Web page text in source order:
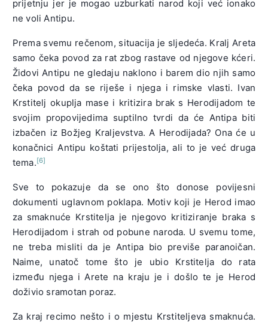
prijetnju jer je mogao uzburkati narod koji već ionako
ne voli Antipu.
Prema svemu rečenom, situacija je sljedeća. Kralj Areta
samo čeka povod za rat zbog rastave od njegove kćeri.
Židovi Antipu ne gledaju naklono i barem dio njih samo
čeka povod da se riješe i njega i rimske vlasti. Ivan
Krstitelj okuplja mase i kritizira brak s Herodijadom te
svojim propovijedima suptilno tvrdi da će Antipa biti
izbačen iz Božjeg Kraljevstva. A Herodijada? Ona će u
konačnici Antipu koštati prijestolja, ali to je već druga
tema.[6]
Sve to pokazuje da se ono što donose povijesni
dokumenti uglavnom poklapa. Motiv koji je Herod imao
za smaknuće Krstitelja je njegovo kritiziranje braka s
Herodijadom i strah od pobune naroda. U svemu tome,
ne treba misliti da je Antipa bio previše paranoičan.
Naime, unatoč tome što je ubio Krstitelja do rata
između njega i Arete na kraju je i došlo te je Herod
doživio sramotan poraz.
Za kraj recimo nešto i o mjestu Krstiteljeva smaknuća.